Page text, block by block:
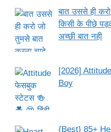
बात उससे ही
किसी के पीछे
अच्छी बात नही
[2026]
Boy
{Best} 85+